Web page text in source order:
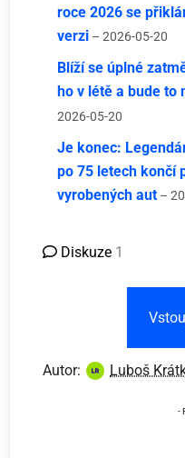
roce 2026 se
verzi – 2026-05-20
Blíží se úplné
ho v létě a bude to
2026-05-20
Je konec:
po 75 letech končí
vyrobených aut –
Diskuze 1
Autor: Luboš